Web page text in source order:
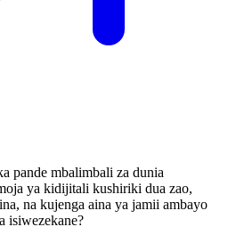
pande mbalimbali za dunia
ya kidijitali kushiriki dua zao,
na kujenga aina ya jamii ambayo
isiwezekane?